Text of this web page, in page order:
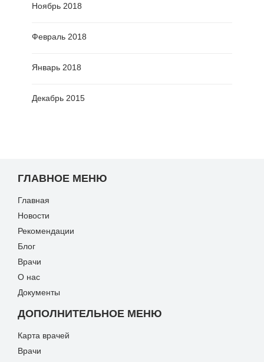
Ноябрь 2018
Февраль 2018
Январь 2018
Декабрь 2015
ГЛАВНОЕ МЕНЮ
Главная
Новости
Рекомендации
Блог
Врачи
О нас
Документы
ДОПОЛНИТЕЛЬНОЕ МЕНЮ
Карта врачей
Врачи